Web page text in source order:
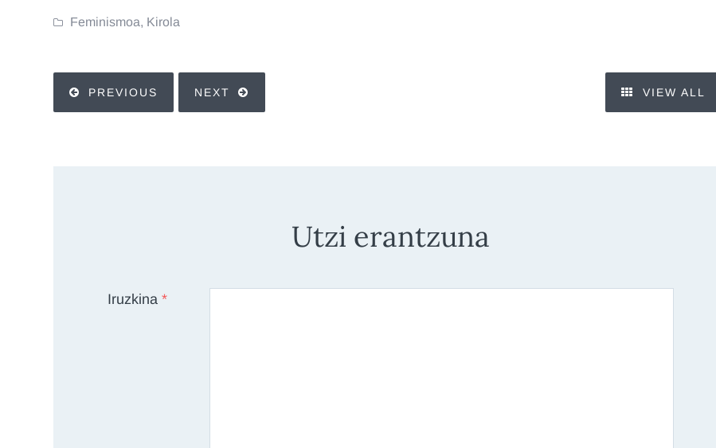
Feminismoa, Kirola
PREVIOUS NEXT VIEW ALL
Utzi erantzuna
Iruzkina *